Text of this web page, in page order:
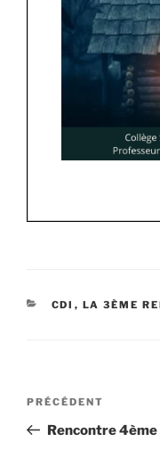
CATÉGORIES
CDI , LA 3ÈME
Navigation
l’article
Article
précédent
PRÉCÉDENT
Rencontre 4ème